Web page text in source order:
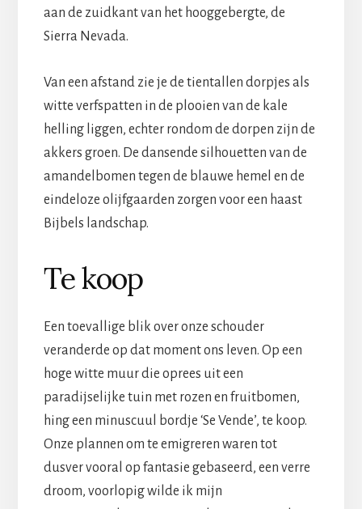
aan de zuidkant van het hooggebergte, de
Sierra Nevada.
Van een afstand zie je de tientallen dorpjes als
witte verfspatten in de plooien van de kale
helling liggen, echter rondom de dorpen zijn de
akkers groen. De dansende silhouetten van de
amandelbomen tegen de blauwe hemel en de
eindeloze olijfgaarden zorgen voor een haast
Bijbels landschap.
Te koop
Een toevallige blik over onze schouder
veranderde op dat moment ons leven. Op een
hoge witte muur die oprees uit een
paradijselijke tuin met rozen en fruitbomen,
hing een minuscuul bordje ‘Se Vende’, te koop.
Onze plannen om te emigreren waren tot
dusver vooral op fantasie gebaseerd, een verre
droom, voorlopig wilde ik mijn